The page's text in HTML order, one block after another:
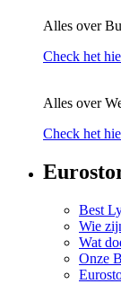
Alles over
Check het
Alles over
Check het
Best
Wie
Wat
Onze